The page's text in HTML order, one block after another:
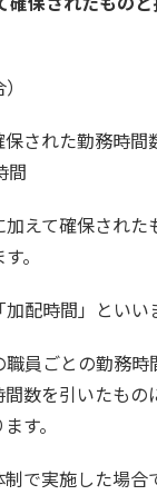
された勤務時間
間
えて確保された
。
配時間」といい
職員ごとの勤務
数を引いたもの
す。
で実施した場合